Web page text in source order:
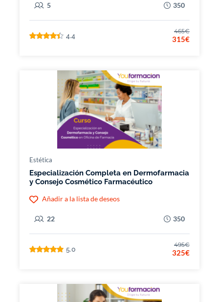
5 350
4.4
465€
315€
Estética
Especialización Completa en Dermofarmacia
y Consejo Cosmético Farmacéutico
Añadir a la lista de deseos
22 350
5.0
495€
325€